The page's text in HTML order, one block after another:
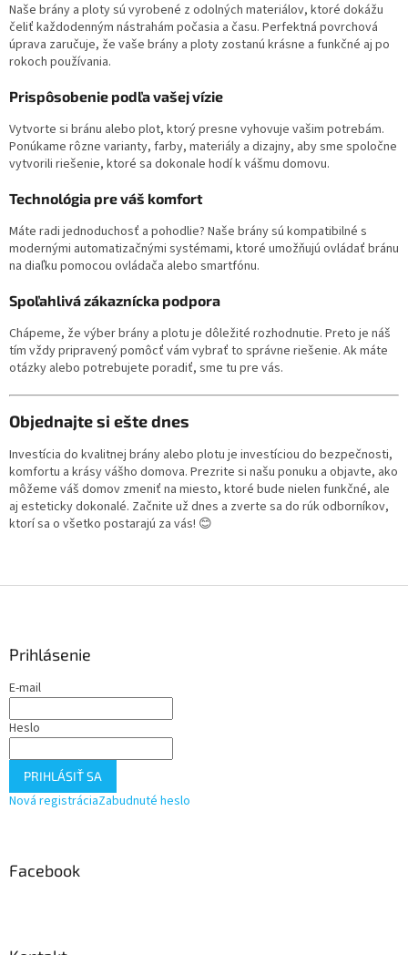
Naše brány a ploty sú vyrobené z odolných materiálov, ktoré dokážu
čeliť každodenným nástrahám počasia a času. Perfektná povrchová
úprava zaručuje, že vaše brány a ploty zostanú krásne a funkčné aj po
rokoch používania.
Prispôsobenie podľa vašej vízie
Vytvorte si bránu alebo plot, ktorý presne vyhovuje vašim potrebám.
Ponúkame rôzne varianty, farby, materiály a dizajny, aby sme spoločne
vytvorili riešenie, ktoré sa dokonale hodí k vášmu domovu.
Technológia pre váš komfort
Máte radi jednoduchosť a pohodlie? Naše brány sú kompatibilné s
modernými automatizačnými systémami, ktoré umožňujú ovládať bránu
na diaľku pomocou ovládača alebo smartfónu.
Spoľahlivá zákaznícka podpora
Chápeme, že výber brány a plotu je dôležité rozhodnutie. Preto je náš
tím vždy pripravený pomôcť vám vybrať to správne riešenie. Ak máte
otázky alebo potrebujete poradiť, sme tu pre vás.
Objednajte si ešte dnes
Investícia do kvalitnej brány alebo plotu je investíciou do bezpečnosti,
komfortu a krásy vášho domova. Prezrite si našu ponuku a objavte, ako
môžeme váš domov zmeniť na miesto, ktoré bude nielen funkčné, ale
aj esteticky dokonalé. Začnite už dnes a zverte sa do rúk odborníkov,
ktorí sa o všetko postarajú za vás! 😊
Prihlásenie
E-mail
Heslo
PRIHLÁSIŤ SA
Nová registráciaZabudnuté heslo
Facebook